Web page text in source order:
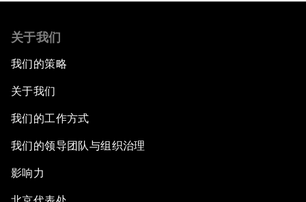
关于我们
我们的策略
关于我们
我们的工作方式
我们的领导团队与组织治理
影响力